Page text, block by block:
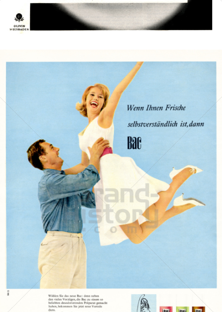
Bild-ID: 1079
Bac Henkel Central Eastern Europe GmbH